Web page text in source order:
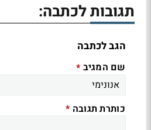
תגובות לכתבה:
הגב לכתבה
שם המגיב *
כותרת תגובה *